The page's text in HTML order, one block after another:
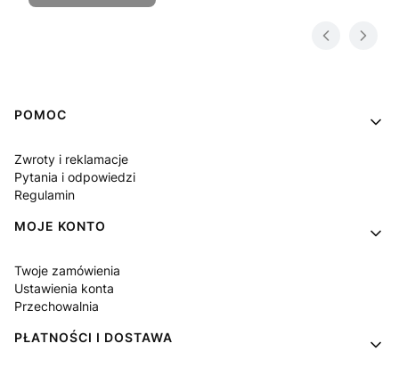
Linki w stopce
POMOC
Zwroty i reklamacje
Pytania i odpowiedzi
Regulamin
MOJE KONTO
Twoje zamówienia
Ustawienia konta
Przechowalnia
PŁATNOŚCI I DOSTAWA